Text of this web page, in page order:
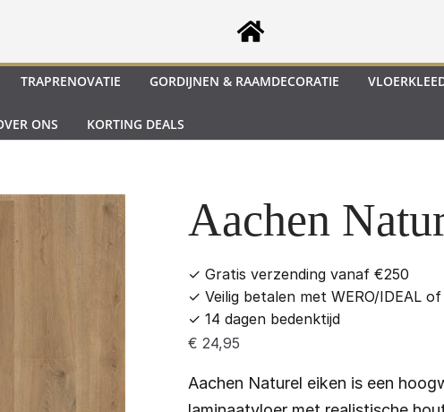
TRAPRENOVATIE GORDIJNEN & RAAMDECORATIE
ONS KORTING DEALS
Aachen
✓ Gratis verzending vanaf €250
✓ Veilig betalen met WERO/IDEAL
✓ 14 dagen bedenktijd
€ 24,95
Aachen Naturel eiken is een